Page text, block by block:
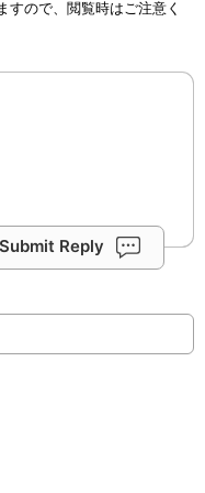
すので、閲覧時はご注意く
Submit Reply